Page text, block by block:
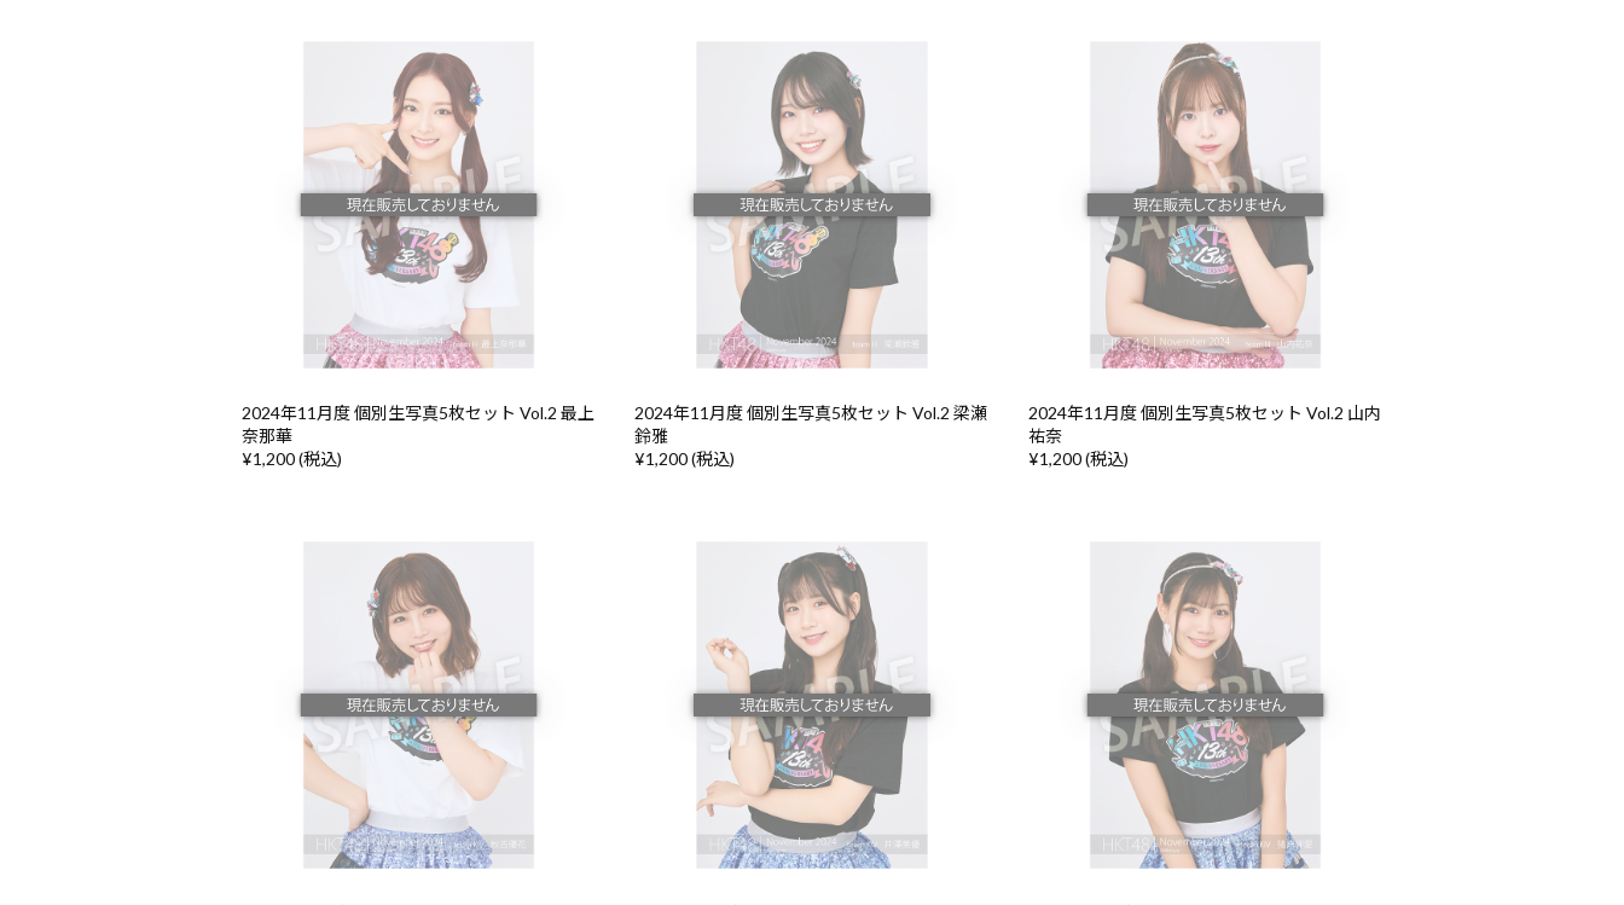
2024年11月度 個別生写真5枚セット Vol.2 最上
奈那華
¥1,200 (税込)
2024年11月度 個別生写真5枚セット Vol.2 梁瀬
鈴雅
¥1,200 (税込)
2024年11月度 個別生写真5枚セット Vol.2 山内
祐奈
¥1,200 (税込)